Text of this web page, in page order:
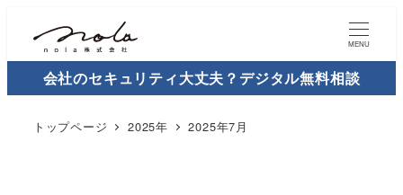
MENU
会社のセキュリティ大丈夫？デジタル無料相談
トップページ 2025年 2025年7月